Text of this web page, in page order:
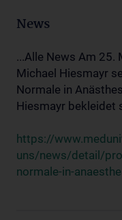
News
...Alle News Am 25.
Michael Hiesmayr
Normale in
Hiesmayr bekleidet
https://
uns/news/detail/
normale-in-